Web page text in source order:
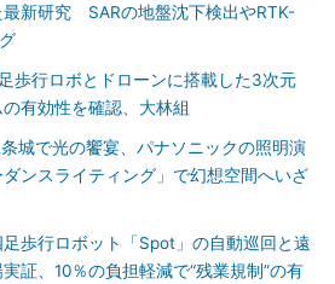
最新研究 SARの地盤沈下検出やRTK-
歩行ロボとドローンに搭載した3次元
有効性を確認、大林組
城で光の饗宴、パナソニックの照明演
ンスライティング」で幻想空間へいざ
足歩行ロボット「Spot」の自動巡回と遠
証、10％の負担軽減で“残業規制”の有